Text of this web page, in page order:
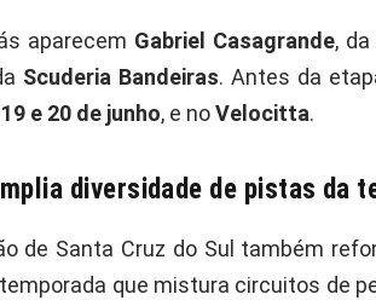
aparecem Gabriel Casagrande, da
Scuderia Bandeiras. Antes da
19 e 20 de junho, e noVelocitta.
diversidade de pistas da
de Santa Cruz do Sul também
que mistura circuitos de